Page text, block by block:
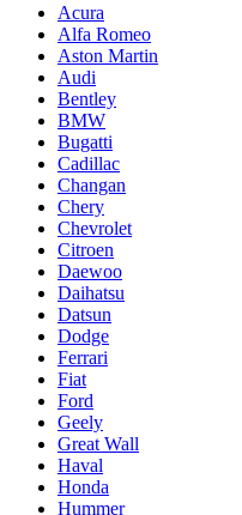
Acura
Alfa Romeo
Aston Martin
Audi
Bentley
BMW
Bugatti
Cadillac
Changan
Chery
Chevrolet
Citroen
Daewoo
Daihatsu
Datsun
Dodge
Ferrari
Fiat
Ford
Geely
Great Wall
Haval
Honda
Hummer